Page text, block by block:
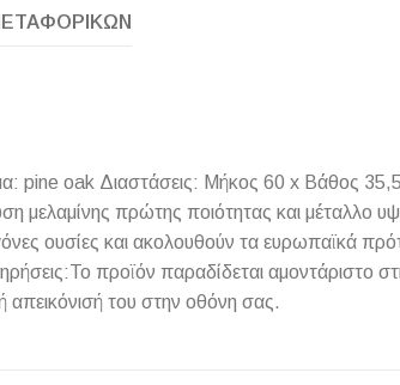
pine oak Διαστάσεις: Μήκος 60 x Βάθος
μελαμίνης πρώτης ποιότητας και μέταλλο
ουσίες και ακολουθούν τα ευρωπαϊκά
προϊόν παραδίδεται αμοντάριστο
του στην οθόνη σας.